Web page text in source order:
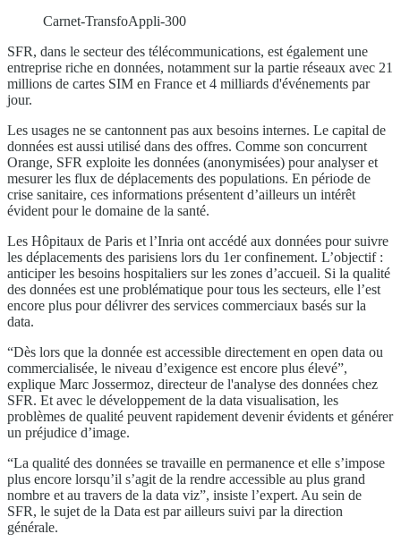
Carnet-TransfoAppli-300
SFR, dans le secteur des télécommunications, est également une
entreprise riche en données, notamment sur la partie réseaux avec 21
millions de cartes SIM en France et 4 milliards d'événements par
jour.
Les usages ne se cantonnent pas aux besoins internes. Le capital de
données est aussi utilisé dans des offres. Comme son concurrent
Orange, SFR exploite les données (anonymisées) pour analyser et
mesurer les flux de déplacements des populations. En période de
crise sanitaire, ces informations présentent d’ailleurs un intérêt
évident pour le domaine de la santé.
Les Hôpitaux de Paris et l’Inria ont accédé aux données pour suivre
les déplacements des parisiens lors du 1er confinement. L’objectif :
anticiper les besoins hospitaliers sur les zones d’accueil. Si la qualité
des données est une problématique pour tous les secteurs, elle l’est
encore plus pour délivrer des services commerciaux basés sur la
data.
“Dès lors que la donnée est accessible directement en open data ou
commercialisée, le niveau d’exigence est encore plus élevé”,
explique Marc Jossermoz, directeur de l'analyse des données chez
SFR. Et avec le développement de la data visualisation, les
problèmes de qualité peuvent rapidement devenir évidents et générer
un préjudice d’image.
“La qualité des données se travaille en permanence et elle s’impose
plus encore lorsqu’il s’agit de la rendre accessible au plus grand
nombre et au travers de la data viz”, insiste l’expert. Au sein de
SFR, le sujet de la Data est par ailleurs suivi par la direction
générale.